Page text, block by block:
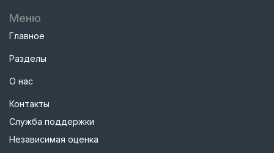
Меню
Главное
Разделы
О нас
Контакты
Служба поддержки
Независимая оценка